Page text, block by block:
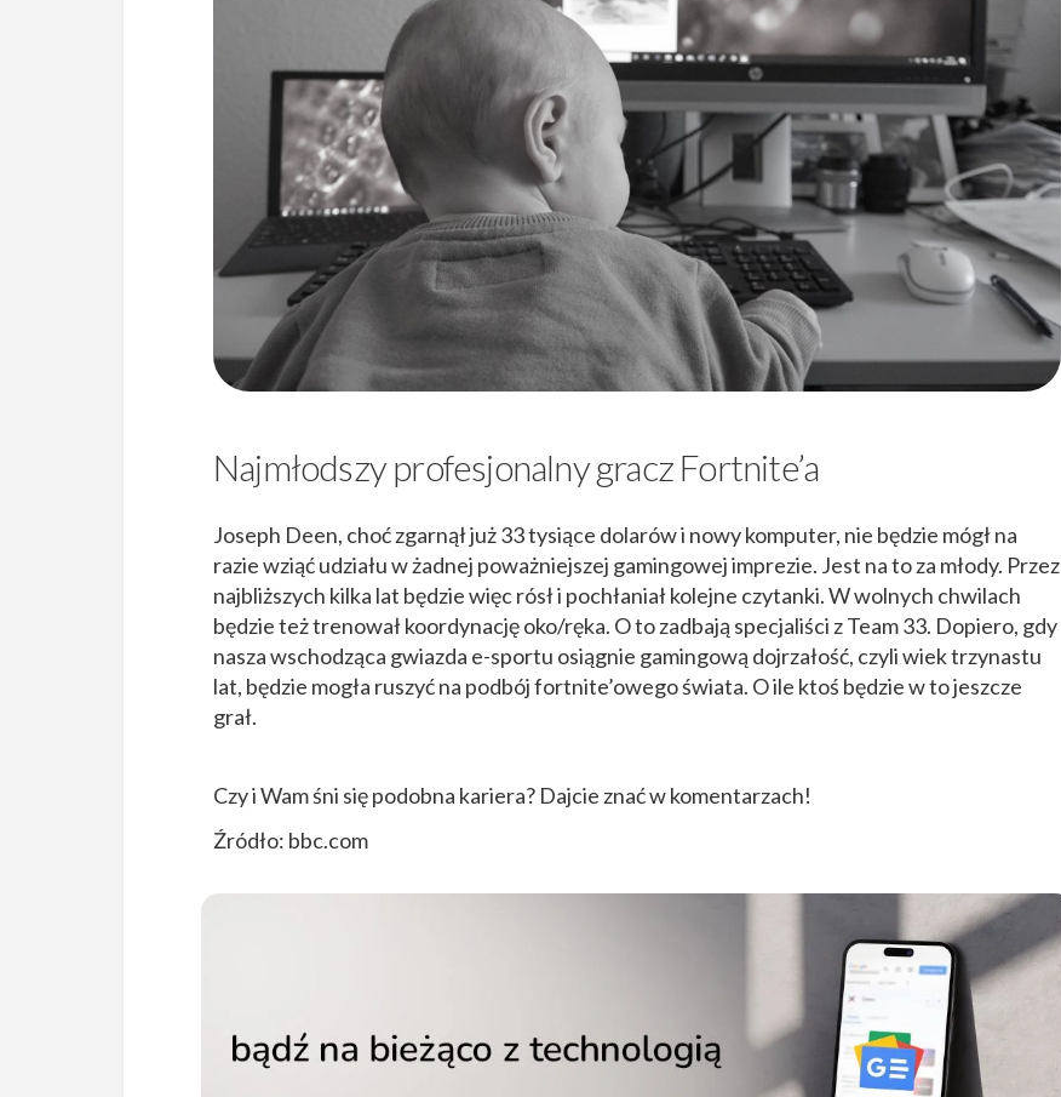
Najmłodszy profesjonalny gracz Fortnite’a
Joseph Deen, choć zgarnął już 33 tysiące dolarów i nowy komputer, nie będzie mógł na
razie wziąć udziału w żadnej poważniejszej gamingowej imprezie. Jest na to za młody. Przez
najbliższych kilka lat będzie więc rósł i pochłaniał kolejne czytanki. W wolnych chwilach
będzie też trenował koordynację oko/ręka. O to zadbają specjaliści z Team 33. Dopiero, gdy
nasza wschodząca gwiazda e-sportu osiągnie gamingową dojrzałość, czyli wiek trzynastu
lat, będzie mogła ruszyć na podbój fortnite’owego świata. O ile ktoś będzie w to jeszcze
grał.
Czy i Wam śni się podobna kariera? Dajcie znać w komentarzach!
Źródło: bbc.com